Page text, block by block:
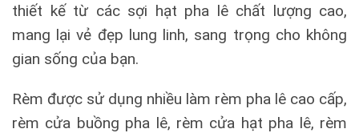
thiết kế từ các sợi hạt pha lê chất lượng cao,
mang lại vẻ đẹp lung linh, sang trọng cho không
gian sống của bạn.
Rèm được sử dụng nhiều làm rèm pha lê cao cấp,
rèm cửa buồng pha lê, rèm cửa hạt pha lê, rèm